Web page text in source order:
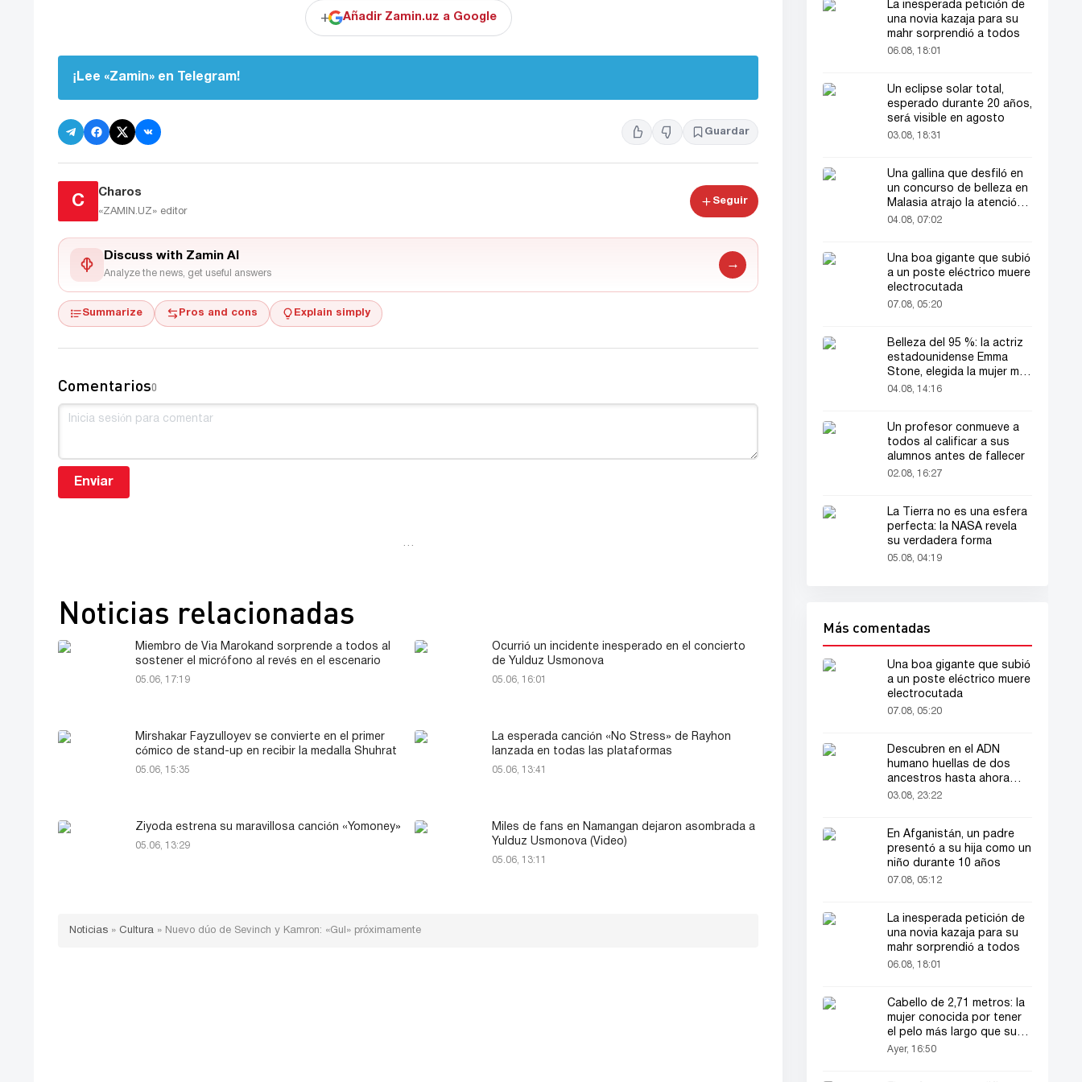
+ Añadir Zamin.uz a Google
¡Lee «Zamin» en Telegram!
Guardar
C
Charos
«ZAMIN.UZ» editor
Seguir
Discuss with Zamin AI
Analyze the news, get useful answers
→
Summarize Pros and cons Explain simply
Comentarios0
Enviar
…
Noticias relacionadas
Miembro de Via Marokand sorprende a todos al
sostener el micrófono al revés en el escenario
05.06, 17:19
Ocurrió un incidente inesperado en el concierto
de Yulduz Usmonova
05.06, 16:01
Mirshakar Fayzulloyev se convierte en el primer
cómico de stand-up en recibir la medalla Shuhrat
05.06, 15:35
La esperada canción «No Stress» de Rayhon
lanzada en todas las plataformas
05.06, 13:41
Ziyoda estrena su maravillosa canción «Yomoney»
05.06, 13:29
Miles de fans en Namangan dejaron asombrada a
Yulduz Usmonova (Video)
05.06, 13:11
Noticias » Cultura » Nuevo dúo de Sevinch y Kamron: «Gul» próximamente
La inesperada petición de
una novia kazaja para su
mahr sorprendió a todos
06.08, 18:01
Un eclipse solar total,
esperado durante 20 años,
será visible en agosto
03.08, 18:31
Una gallina que desfiló en
un concurso de belleza en
Malasia atrajo la atención
del público
04.08, 07:02
Una boa gigante que subió
a un poste eléctrico muere
electrocutada
07.08, 05:20
Belleza del 95 %: la actriz
estadounidense Emma
Stone, elegida la mujer más
bella del mundo
04.08, 14:16
Un profesor conmueve a
todos al calificar a sus
alumnos antes de fallecer
02.08, 16:27
La Tierra no es una esfera
perfecta: la NASA revela
su verdadera forma
05.08, 04:19
Más comentadas
Una boa gigante que subió
a un poste eléctrico muere
electrocutada
07.08, 05:20
Descubren en el ADN
humano huellas de dos
ancestros hasta ahora
desconocidos
03.08, 23:22
En Afganistán, un padre
presentó a su hija como un
niño durante 10 años
07.08, 05:12
La inesperada petición de
una novia kazaja para su
mahr sorprendió a todos
06.08, 18:01
Cabello de 2,71 metros: la
mujer conocida por tener
el pelo más largo que su
estatura vuelve a ser
Ayer, 16:50